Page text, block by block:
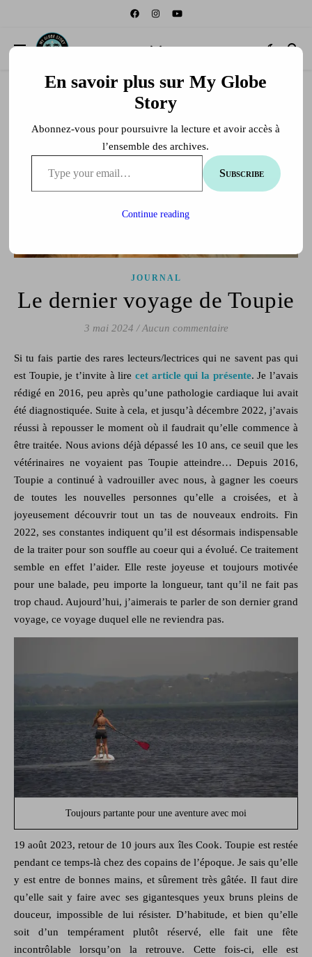
JOURNAL
Le dernier voyage de Toupie
3 mai 2024 / Aucun commentaire
Si tu fais partie des rares lecteurs/lectrices qui ne savent pas qui
est Toupie, je t’invite à lire cet article qui la présente. Je l’avais
rédigé en 2016, peu après qu’une pathologie cardiaque lui avait
été diagnostiquée. Suite à cela, et jusqu’à décembre 2022, j’avais
réussi à repousser le moment où il faudrait qu’elle commence à
être traitée. Nous avions déjà dépassé les 10 ans, ce seuil que les
vétérinaires ne voyaient pas Toupie atteindre… Depuis 2016,
Toupie a continué à vadrouiller avec nous, à gagner les coeurs
de toutes les nouvelles personnes qu’elle a croisées, et à
joyeusement découvrir tout un tas de nouveaux endroits. Fin
2022, ses constantes indiquent qu’il est désormais indispensable
de la traiter pour son souffle au coeur qui a évolué. Ce traitement
semble en effet l’aider. Elle reste joyeuse et toujours motivée
pour une balade, peu importe la longueur, tant qu’il ne fait pas
trop chaud. Aujourd’hui, j’aimerais te parler de son dernier grand
voyage, ce voyage duquel elle ne reviendra pas.
Toujours partante pour une aventure avec moi
19 août 2023, retour de 10 jours aux îles Cook. Toupie est restée
pendant ce temps-là chez des copains de l’époque. Je sais qu’elle
y est entre de bonnes mains, et sûrement très gâtée. Il faut dire
qu’elle sait y faire avec ses gigantesques yeux bruns pleins de
douceur, impossible de lui résister. D’habitude, et bien qu’elle
soit d’un tempérament plutôt réservé, elle fait une fête
incontrôlable lorsqu’on la retrouve. Cette fois-ci, elle est
En savoir plus sur My Globe
Story
Abonnez-vous pour poursuivre la lecture et avoir accès à
l’ensemble des archives.
Subscribe
Continue reading